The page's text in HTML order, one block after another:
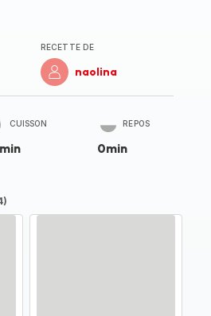
RECETTE DE
naolina
CUISSON REPOS
0min